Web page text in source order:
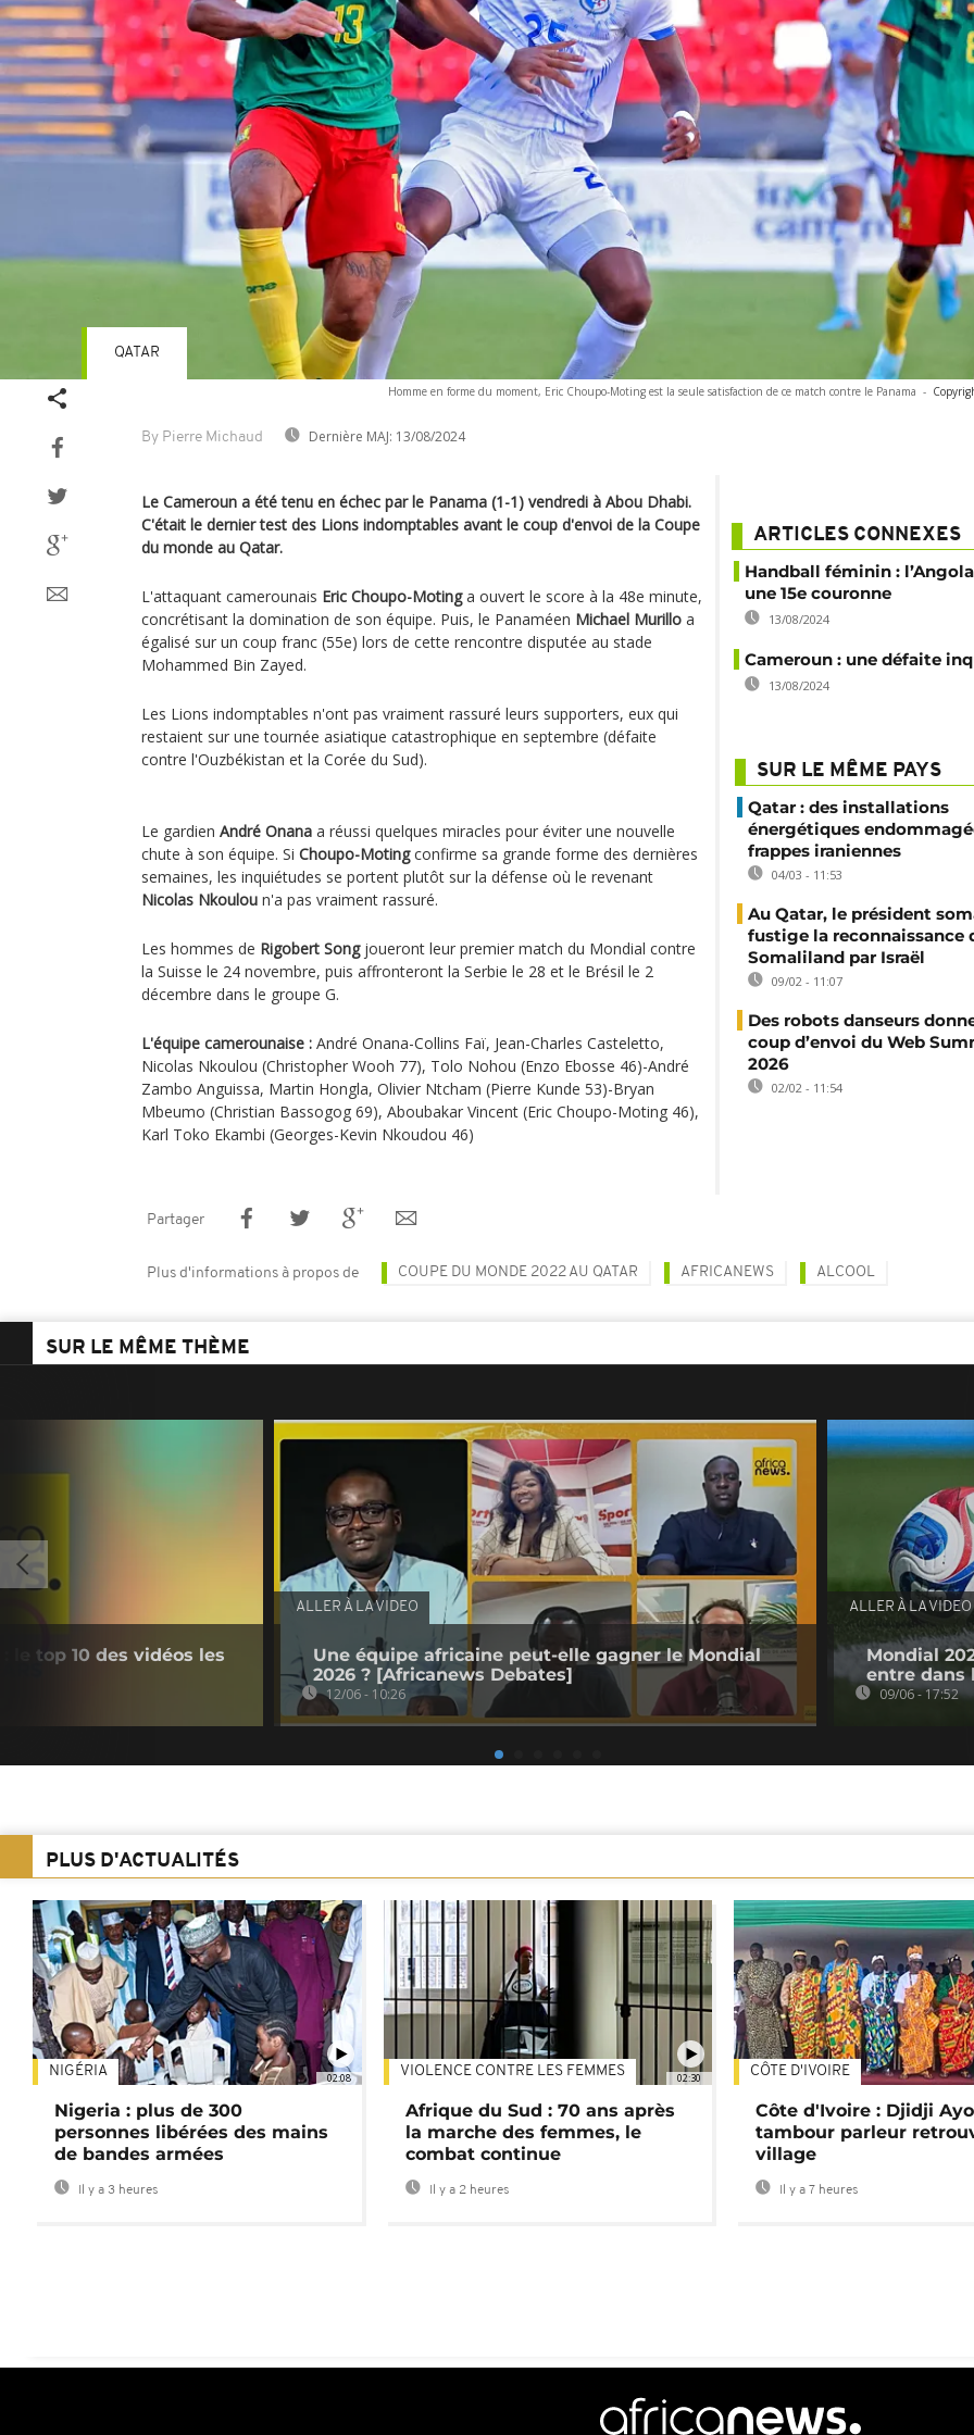
Homme en forme du moment, Eric Choupo-Moting est la seule satisfaction de ce match contre le Panama -
By Pierre Michaud Dernière MAJ: 13/08/2024
QATAR
Le Cameroun a été tenu en échec par le Panama (1-1) vendredi à Abou Dhabi.
C'était le dernier test des Lions indomptables avant le coup d'envoi de la Coupe
du monde au Qatar.
L'attaquant camerounais Eric Choupo-Motinga ouvert le score à la 48e minute,
concrétisant la domination de son équipe. Puis, le Panaméen Michael Murillo a
égalisé sur un coup franc (55e) lors de cette rencontre disputée au stade
Mohammed Bin Zayed.
Les Lions indomptables n'ont pas vraiment rassuré leurs supporters, eux qui
restaient sur une tournée asiatique catastrophique en septembre (défaite
contre l'Ouzbékistan et la Corée du Sud).
Le gardien André Onana a réussi quelques miracles pour éviter une nouvelle
chute à son équipe. Si Choupo-Motingconfirme sa grande forme des dernières
semaines, les inquiétudes se portent plutôt sur la défense où le revenant
Nicolas Nkoulou n'a pas vraiment rassuré.
Les hommes de Rigobert Songjoueront leur premier match du Mondial contre
la Suisse le 24 novembre, puis affronteront la Serbie le 28 et le Brésil le 2
décembre dans le groupe G.
L'équipe camerounaise : André Onana-Collins Faï, Jean-Charles Casteletto,
Nicolas Nkoulou (Christopher Wooh 77), Tolo Nohou (Enzo Ebosse 46)-André
Zambo Anguissa, Martin Hongla, Olivier Ntcham (Pierre Kunde 53)-Bryan
Mbeumo (Christian Bassogog 69), Aboubakar Vincent (Eric Choupo-Moting 46),
Karl Toko Ekambi (Georges-Kevin Nkoudou 46)
ARTICLES CONNEXES
Handball féminin :
une 15e couronne
13/08/2024
Cameroun : une défaite
13/08/2024
SUR LE MÊME PAYS
Qatar : des installations
énergétiques
frappes iraniennes
04/03 - 11:53
Au Qatar, le président
fustige la reconnaissance
Somaliland par Israël
09/02 - 11:07
Des robots danseurs
coup d’envoi du Web
2026
02/02 - 11:54
Partager
Plus d'informations à propos de COUPE DU MONDE 2022 AU QATAR AFRICANEWS ALCOOL
SUR LE MÊME THÈME
le top 10 des vidéos les
ALLER À LA VIDEO
Une équipe africaine peut-elle gagner le Mondial
2026 ? [Africanews Debates]
12/06 - 10:26
ALLER À LA VIDEO
Mondial
entre dans
09/06 - 17:52
PLUS D'ACTUALITÉS
02:08
NIGÉRIA
Nigeria : plus de 300
personnes libérées des mains
de bandes armées
Il y a 3 heures
02:30
VIOLENCE CONTRE LES FEMMES
Afrique du Sud : 70 ans après
la marche des femmes, le
combat continue
Il y a 2 heures
CÔTE D'IVOIRE
Côte d'Ivoire : Djidji
tambour parleur
village
Il y a 7 heures